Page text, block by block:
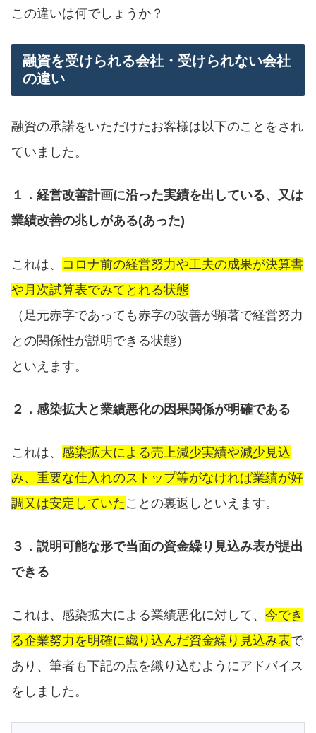
この違いは何でしょうか？
融資を受けられる会社・受けられない会社
の違い
融資の承諾をいただけたお客様は以下のことをされ
ていました。
１．経営改善計画に沿った実績を出している、又は
業績改善の兆しがある(あった)
これは、 コロナ前の経営努力や工夫の成果が決算書
や月次試算表でみてとれる状態
（足元赤字であっても赤字の改善が顕著で経営努力
との関係性が説明できる状態）
といえます。
２．感染拡大と業績悪化の因果関係が明確である
これは、 感染拡大による売上減少実績や減少見込
み、重要な仕入れのストップ等がなければ業績が好
調又は安定していた ことの裏返しといえます。
３．説明可能な形で当面の資金繰り見込み表が提出
できる
これは、感染拡大による業績悪化に対して、 今でき
る企業努力を明確に織り込んだ資金繰り見込み表で
あり、筆者も下記の点を織り込むようにアドバイス
をしました。